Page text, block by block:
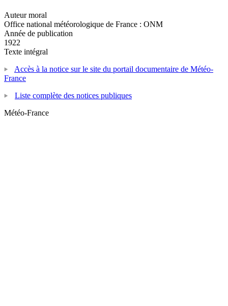
Auteur moral
Office national météorologique de France : ONM
Année de publication
1922
Texte intégral
Accès à la notice sur le site du portail documentaire de Météo-
France
Liste complète des notices publiques
Météo-France